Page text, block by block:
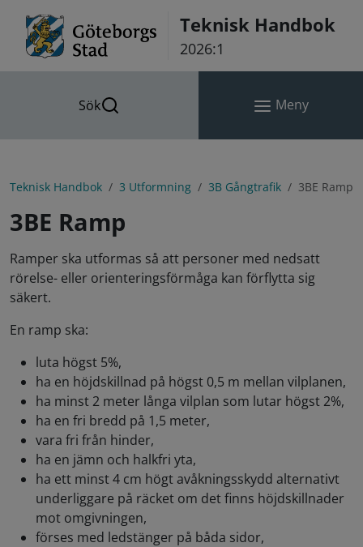
Teknisk Handbok
2026:1
Sök Meny
Teknisk Handbok 3 Utformning 3B Gångtrafik 3BE Ramp
3BE Ramp
Ramper ska utformas så att personer med nedsatt
rörelse- eller orienteringsförmåga kan förflytta sig
säkert.
En ramp ska:
luta högst 5%,
ha en höjdskillnad på högst 0,5 m mellan vilplanen,
ha minst 2 meter långa vilplan som lutar högst 2%,
ha en fri bredd på 1,5 meter,
vara fri från hinder,
ha en jämn och halkfri yta,
ha ett minst 4 cm högt avåkningsskydd alternativt
underliggare på räcket om det finns höjdskillnader
mot omgivningen,
förses med ledstänger på båda sidor,